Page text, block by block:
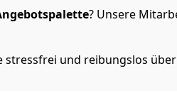
? Unsere
und reibungslos